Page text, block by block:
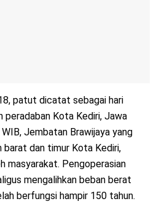
patut dicatat sebagai hari
peradaban Kota Kediri, Jawa
Jembatan Brawijaya yang
barat dan timur Kota Kediri,
masyarakat. Pengoperasian
mengalihkan beban berat
berfungsi hampir 150 tahun.